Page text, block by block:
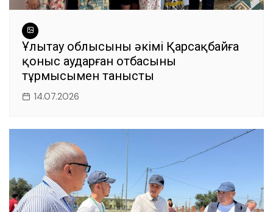
Ұлытау облысының әкімі Қарсақбайға
қоныс аударған отбасының
тұрмысымен танысты
14.07.2026